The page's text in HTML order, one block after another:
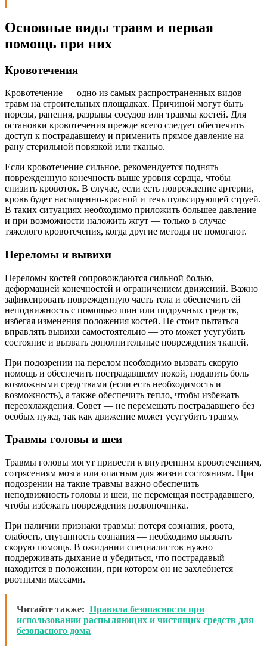
Основные виды травм и первая
помощь при них
Кровотечения
Кровотечение — одно из самых распространенных видов
травм на строительных площадках. Причиной могут быть
порезы, ранения, разрывы сосудов или травмы костей. Для
остановки кровотечения прежде всего следует обеспечить
доступ к пострадавшему и применить прямое давление на
рану стерильной повязкой или тканью.
Если кровотечение сильное, рекомендуется поднять
поврежденную конечность выше уровня сердца, чтобы
снизить кровоток. В случае, если есть повреждение артерии,
кровь будет насыщенно-красной и течь пульсирующей струей.
В таких ситуациях необходимо приложить большее давление
и при возможности наложить жгут — только в случае
тяжелого кровотечения, когда другие методы не помогают.
Переломы и вывихи
Переломы костей сопровождаются сильной болью,
деформацией конечностей и ограничением движений. Важно
зафиксировать поврежденную часть тела и обеспечить ей
неподвижность с помощью шин или подручных средств,
избегая изменения положения костей. Не стоит пытаться
вправлять вывихи самостоятельно — это может усугубить
состояние и вызвать дополнительные повреждения тканей.
При подозрении на перелом необходимо вызвать скорую
помощь и обеспечить пострадавшему покой, подавить боль
возможными средствами (если есть необходимость и
возможность), а также обеспечить тепло, чтобы избежать
переохлаждения. Совет — не перемещать пострадавшего без
особых нужд, так как движение может усугубить травму.
Травмы головы и шеи
Травмы головы могут привести к внутренним кровотечениям,
сотрясениям мозга или опасным для жизни состояниям. При
подозрении на такие травмы важно обеспечить
неподвижность головы и шеи, не перемещая пострадавшего,
чтобы избежать повреждения позвоночника.
При наличии признаки травмы: потеря сознания, рвота,
слабость, спутанность сознания — необходимо вызвать
скорую помощь. В ожидании специалистов нужно
поддерживать дыхание и убедиться, что пострадавый
находится в положении, при котором он не захлебнется
рвотными массами.
Читайте также: Правила безопасности при
использовании распыляющих и чистящих средств для
безопасного дома